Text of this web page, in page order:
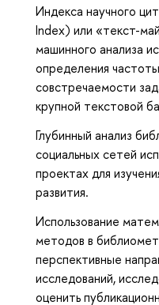
Индекса научного
Index) или «текст-
машинного анализа
определения
совстречаемости
крупной текстовой
Глубинный анализ
социальных сетей
проектах для
развития.
Использование
методов в
перспективные
исследований,
оценить